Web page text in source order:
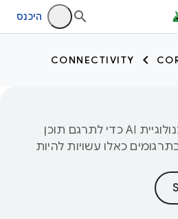
היכנס
CONNECTIVITY
‫Google משתמשת בטכנולוגיית AI כדי לתרגם תוכן
כאלו עשויות להיות